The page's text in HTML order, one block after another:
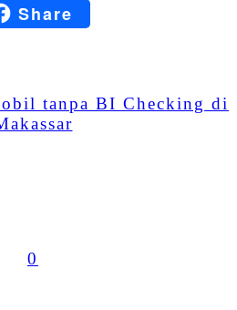
Share
Share
tanpa BI Checking di
0